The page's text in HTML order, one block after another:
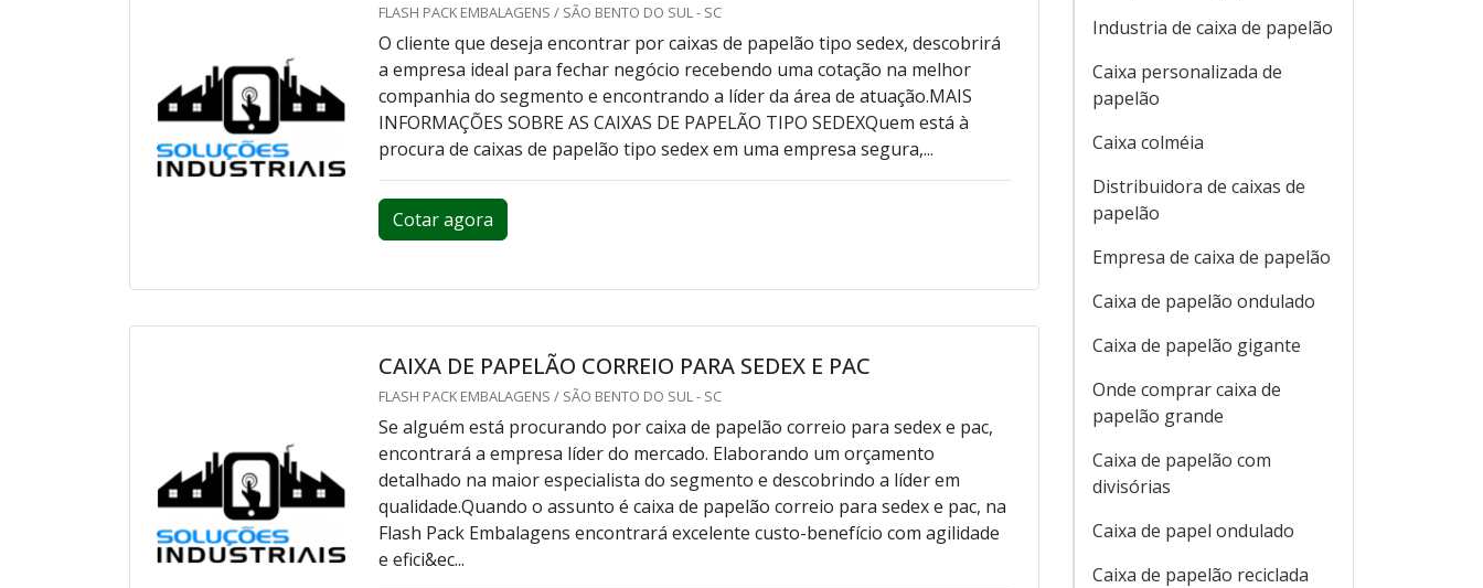
FLASH PACK EMBALAGENS / SÃO BENTO DO SUL - SC
O cliente que deseja encontrar por caixas de papelão tipo sedex, descobrirá
a empresa ideal para fechar negócio recebendo uma cotação na melhor
companhia do segmento e encontrando a líder da área de atuação.MAIS
INFORMAÇÕES SOBRE AS CAIXAS DE PAPELÃO TIPO SEDEXQuem está à
procura de caixas de papelão tipo sedex em uma empresa segura,...
Cotar agora
CAIXA DE PAPELÃO CORREIO PARA SEDEX E PAC
FLASH PACK EMBALAGENS / SÃO BENTO DO SUL - SC
Se alguém está procurando por caixa de papelão correio para sedex e pac,
encontrará a empresa líder do mercado. Elaborando um orçamento
detalhado na maior especialista do segmento e descobrindo a líder em
qualidade.Quando o assunto é caixa de papelão correio para sedex e pac, na
Flash Pack Embalagens encontrará excelente custo-benefício com agilidade
e efici&ec...
Industria de caixa de papelão
Caixa personalizada de
papelão
Caixa colméia
Distribuidora de caixas de
papelão
Empresa de caixa de papelão
Caixa de papelão ondulado
Caixa de papelão gigante
Onde comprar caixa de
papelão grande
Caixa de papelão com
divisórias
Caixa de papel ondulado
Caixa de papelão reciclada